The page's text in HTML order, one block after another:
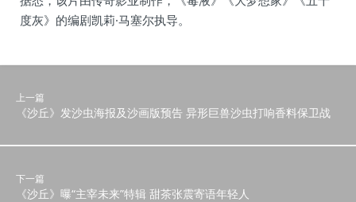
度灰》的编剧凯莉·马塞尔执导。
上一篇
《沙丘》发沙虫海报及沙画版预告 异形巨兽沙虫打响香料保卫战
下一篇
《沙丘》曝“主宰未来”特辑 甜茶张震寄语年轻人